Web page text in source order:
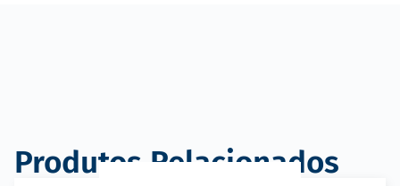
Produtos Relacionados